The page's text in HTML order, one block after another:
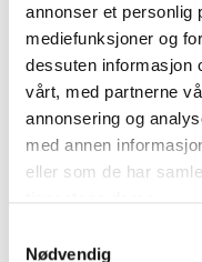
annonser et personlig
mediefunksjoner og
dessuten informasjon
vårt, med partnerne
annonsering og
med annen
eller som de har
Nødvendig
Loppers with heavy-
blades ideal for
bushes and trees.
ergonomic handles.